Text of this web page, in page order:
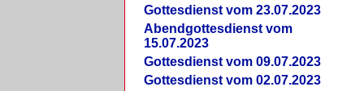
Gottesdienst vom 23.07.2023
Abendgottesdienst vom
15.07.2023
Gottesdienst vom 09.07.2023
Gottesdienst vom 02.07.2023